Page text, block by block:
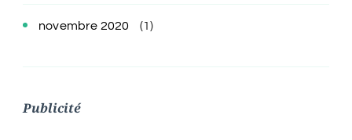
novembre 2020 (1)
Publicité